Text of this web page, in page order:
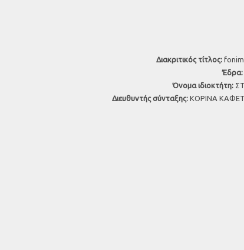
Διακριτικός τίτλος:
Έδρα:
Όνομα ιδιοκτήτη:
Διευθυντής σύνταξης: ΚΟΡΙΝΑ